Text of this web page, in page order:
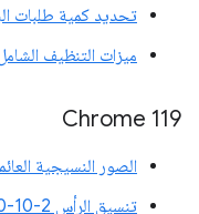
تحديد كمية طلبات
ميزات التنظيف
‫Chrome 119
الصور النسيجية العائمة
تنسيق الرأس unorm10-10-10-2